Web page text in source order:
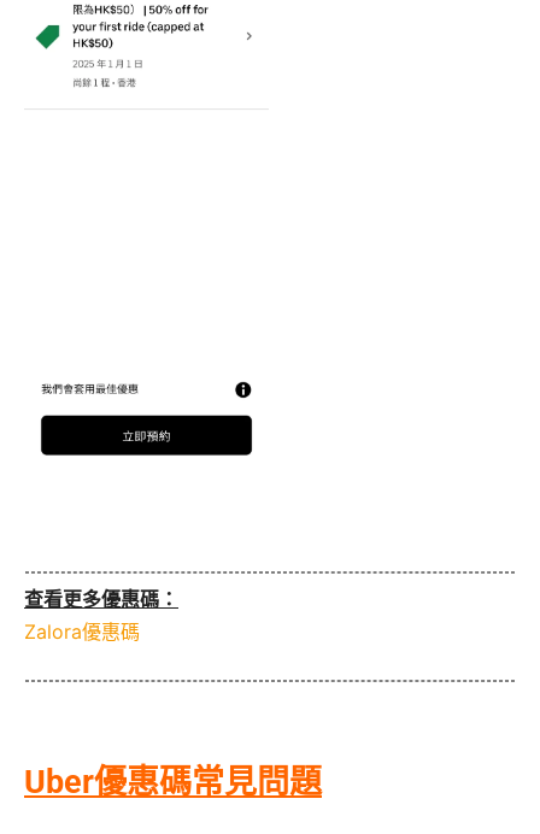
查看更多優惠碼：
Zalora優惠碼
Uber優惠碼常見問題